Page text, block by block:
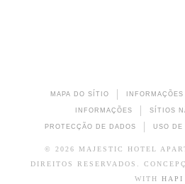
MAPA DO SÍTIO
INFORMAÇÕES SÍTIOS
PROTECÇÃO DE DADOS USO DE
© 2026 MAJESTIC HOTEL
DIREITOS RESERVADOS.
WITH HAPI